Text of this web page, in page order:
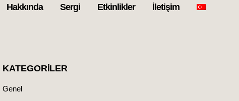
Hakkında Sergi Etkinlikler İletişim
KATEGORILER
Genel